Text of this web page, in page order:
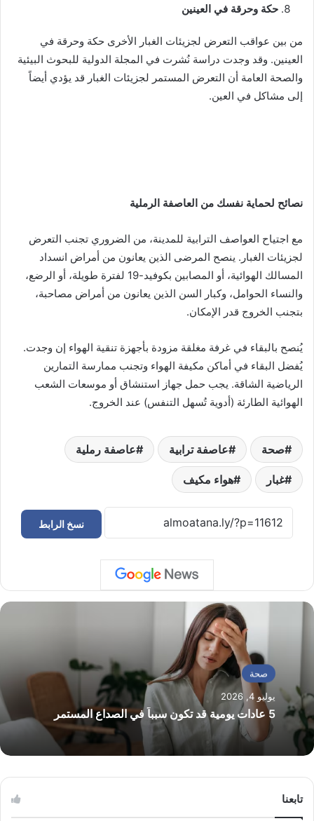
حكة وحرقة في العينين
من بين عواقب التعرض لجزيئات الغبار الأخرى حكة وحرقة في
العينين. وقد وجدت دراسة نُشرت في المجلة الدولية للبحوث البيئية
والصحة العامة أن التعرض المستمر لجزيئات الغبار قد يؤدي أيضاً
إلى مشاكل في العين.
نصائح لحماية نفسك من العاصفة الرملية
مع اجتياح العواصف الترابية للمدينة، من الضروري تجنب التعرض
لجزيئات الغبار. ينصح المرضى الذين يعانون من أمراض انسداد
المسالك الهوائية، أو المصابين بكوفيد-19 لفترة طويلة، أو الرضع،
والنساء الحوامل، وكبار السن الذين يعانون من أمراض مصاحبة،
بتجنب الخروج قدر الإمكان.
يُنصح بالبقاء في غرفة مغلقة مزودة بأجهزة تنقية الهواء إن وجدت.
يُفضل البقاء في أماكن مكيفة الهواء وتجنب ممارسة التمارين
الرياضية الشاقة. يجب حمل جهاز استنشاق أو موسعات الشعب
الهوائية الطارئة (أدوية تُسهل التنفس) عند الخروج.
صحة عاصفة ترابية عاصفة رملية
غبار هواء مكيف
نسخ الرابط
صحة
يوليو 4, 2026
5 عادات يومية قد تكون سبباً في الصداع المستمر
تابعنا